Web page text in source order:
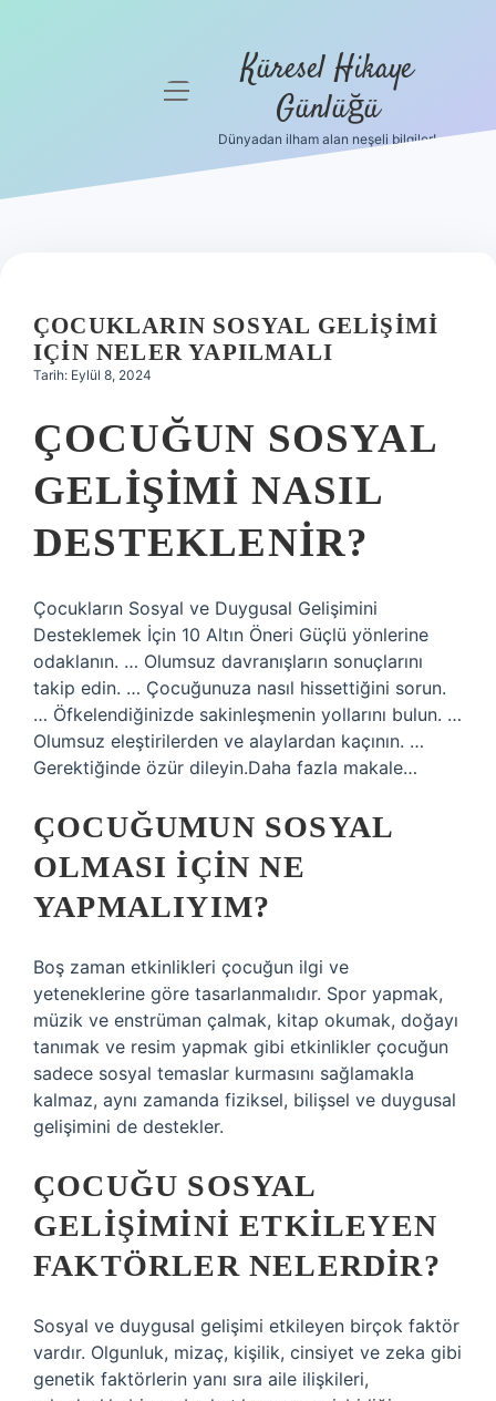
Hakkımızda
menüyü
Küresel Hikaye
Günlüğü
Dünyadan ilham alan neşeli bilgiler!
ÇOCUKLARIN SOSYAL GELIŞIMI
IÇIN NELER YAPILMALI
Tarih: Eylül 8, 2024
ÇOCUĞUN SOSYAL
GELIŞIMI NASIL
DESTEKLENIR?
Çocukların Sosyal ve Duygusal Gelişimini
Desteklemek İçin 10 Altın Öneri Güçlü yönlerine
odaklanın. … Olumsuz davranışların sonuçlarını
takip edin. … Çocuğunuza nasıl hissettiğini sorun.
… Öfkelendiğinizde sakinleşmenin yollarını bulun. …
Olumsuz eleştirilerden ve alaylardan kaçının. …
Gerektiğinde özür dileyin.Daha fazla makale…
ÇOCUĞUMUN SOSYAL
OLMASI IÇIN NE
YAPMALIYIM?
Boş zaman etkinlikleri çocuğun ilgi ve
yeteneklerine göre tasarlanmalıdır. Spor yapmak,
müzik ve enstrüman çalmak, kitap okumak, doğayı
tanımak ve resim yapmak gibi etkinlikler çocuğun
sadece sosyal temaslar kurmasını sağlamakla
kalmaz, aynı zamanda fiziksel, bilişsel ve duygusal
gelişimini de destekler.
ÇOCUĞU SOSYAL
GELIŞIMINI ETKILEYEN
FAKTÖRLER NELERDIR?
Sosyal ve duygusal gelişimi etkileyen birçok faktör
vardır. Olgunluk, mizaç, kişilik, cinsiyet ve zeka gibi
genetik faktörlerin yanı sıra aile ilişkileri,